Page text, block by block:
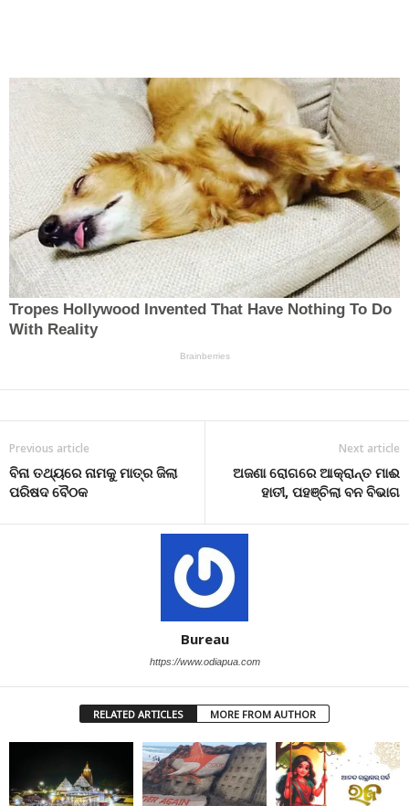
Previous article
ବିନା ତଥ୍ୟରେ ନାମକୁ ମାତ୍ର ଜିଲା
ପରିଷଦ ବୈଠକ
Next article
ଅଜଣା ରୋଗରେ ଆକ୍ରାନ୍ତ ମାଈ
ହାତୀ, ପହଞ୍ଚିଲା ବନ ବିଭାଗ
Bureau
https://www.odiapua.com
RELATED ARTICLES MORE FROM AUTHOR